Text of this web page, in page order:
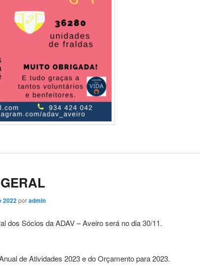
2022poradmin
dos Sócios da ADAV – Aveiro será no dia 30/11.
de Atividades 2023 e do Orçamento para 2023.